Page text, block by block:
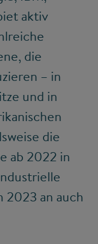
aktiv
die
– in
und in
die
ab 2022 in
an auch